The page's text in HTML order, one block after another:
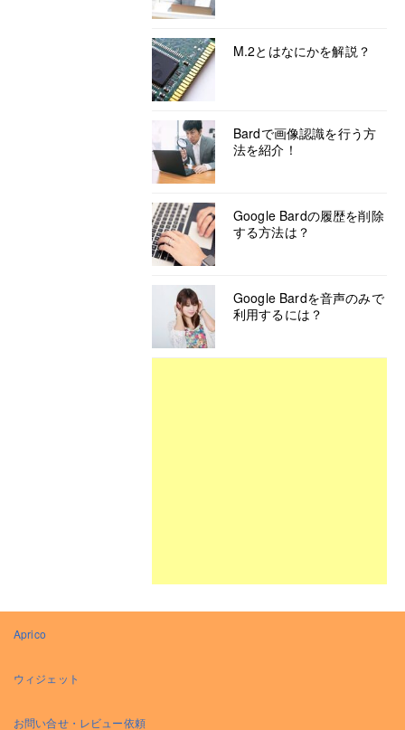
M.2とはなにかを解説？
Bardで画像認識を行う方
法を紹介！
Google Bardの履歴を削除
する方法は？
Google Bardを音声のみで
利用するには？
Aprico
ウィジェット
お問い合せ・レビュー依頼